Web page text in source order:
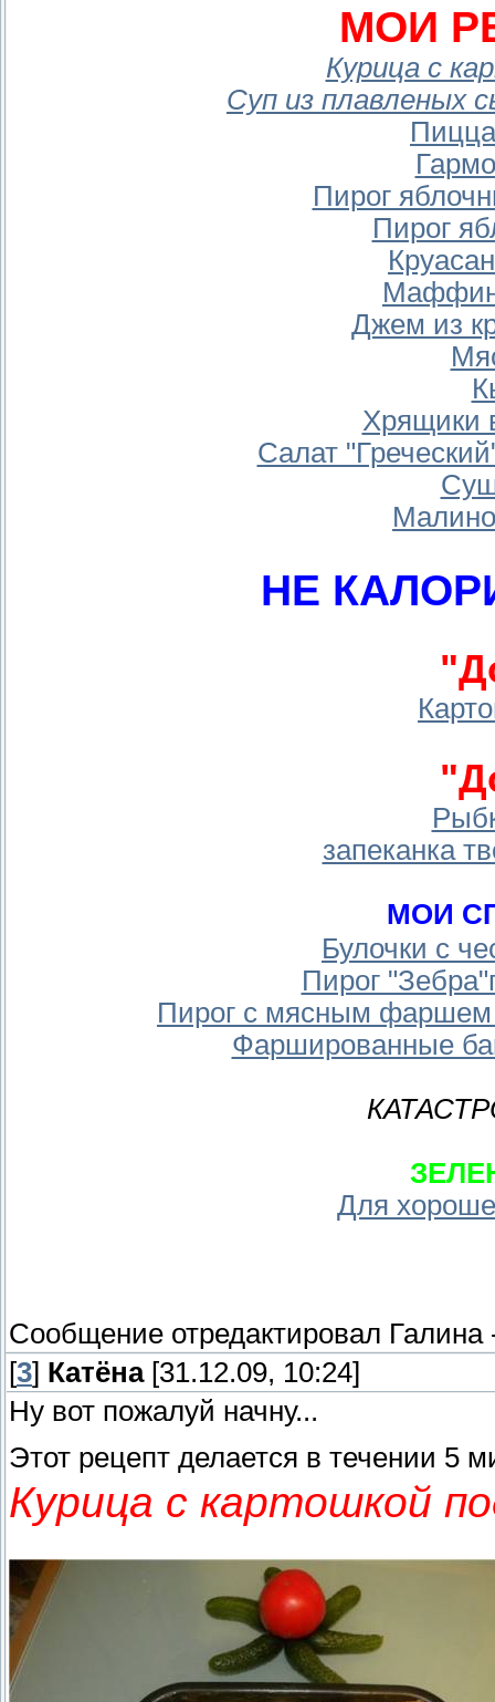
МОИ
Курица с
Суп из плавленых
Пирог
Пирог
Джем из
Хрящики
Салат
НЕ
запеканка
МОИ
Булочки с
Пирог
Пирог с мясным фаршем
Фаршированные
Для
Сообщение отредактировал Галина
[3] Катёна[31.12.09, 10:24]
Ну вот пожалуй начну...
Этот рецепт делается в течении 5
Курица с картошкой